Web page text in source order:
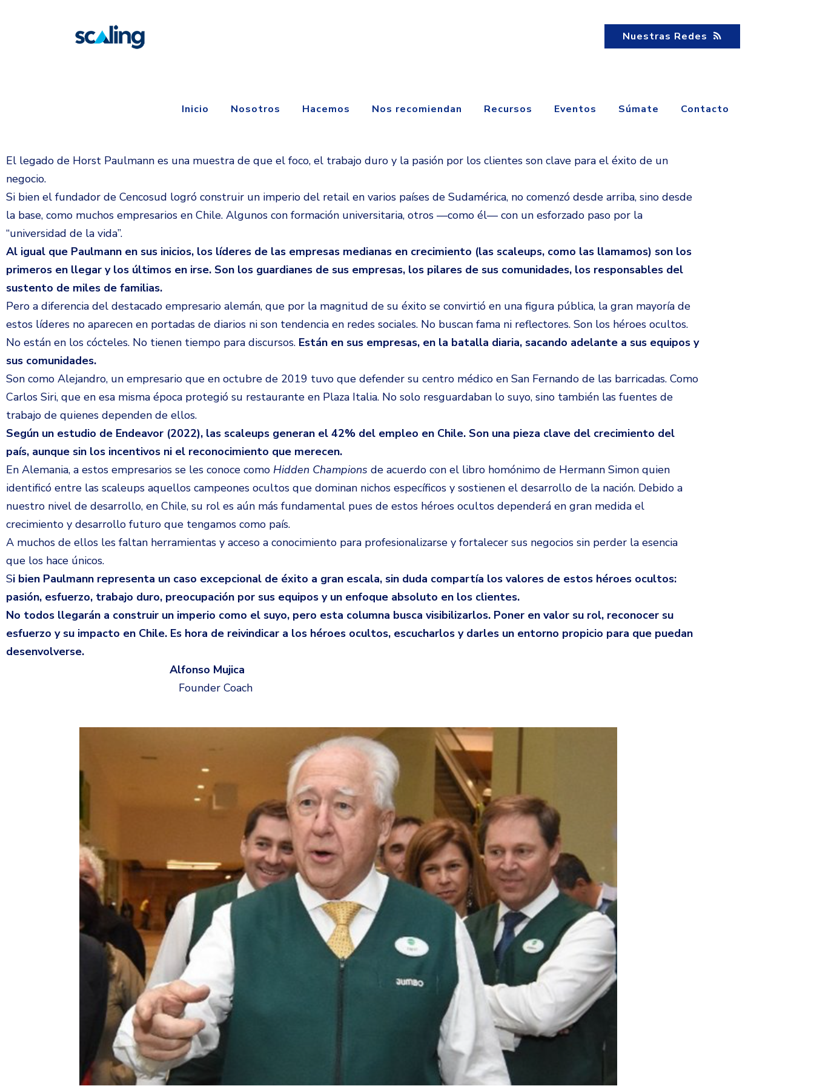
Nuestras Redes
Inicio Nosotros Hacemos Nos recomiendan Recursos Eventos Súmate Contacto
El legado de Horst Paulmann es una muestra de que el foco, el trabajo duro y la pasión por los clientes son clave para el éxito de un
negocio.
Si bien el fundador de Cencosud logró construir un imperio del retail en varios países de Sudamérica, no comenzó desde arriba, sino desde
la base, como muchos empresarios en Chile. Algunos con formación universitaria, otros —como él— con un esforzado paso por la
“universidad de la vida”.
Al igual que Paulmann en sus inicios, los líderes de las empresas medianas en crecimiento (las scaleups, como las llamamos) son los
primeros en llegar y los últimos en irse. Son los guardianes de sus empresas, los pilares de sus comunidades, los responsables del
sustento de miles de familias.
Pero a diferencia del destacado empresario alemán, que por la magnitud de su éxito se convirtió en una figura pública, la gran mayoría de
estos líderes no aparecen en portadas de diarios ni son tendencia en redes sociales. No buscan fama ni reflectores. Son los héroes ocultos.
No están en los cócteles. No tienen tiempo para discursos. Están en sus empresas, en la batalla diaria, sacando adelante a sus equipos y
sus comunidades.
Son como Alejandro, un empresario que en octubre de 2019 tuvo que defender su centro médico en San Fernando de las barricadas. Como
Carlos Siri, que en esa misma época protegió su restaurante en Plaza Italia. No solo resguardaban lo suyo, sino también las fuentes de
trabajo de quienes dependen de ellos.
Según un estudio de Endeavor (2022), las scaleups generan el 42% del empleo en Chile. Son una pieza clave del crecimiento del
país, aunque sin los incentivos ni el reconocimiento que merecen.
En Alemania, a estos empresarios se les conoce como Hidden Champions de acuerdo con el libro homónimo de Hermann Simon quien
identificó entre las scaleups aquellos campeones ocultos que dominan nichos específicos y sostienen el desarrollo de la nación. Debido a
nuestro nivel de desarrollo, en Chile, su rol es aún más fundamental pues de estos héroes ocultos dependerá en gran medida el
crecimiento y desarrollo futuro que tengamos como país.
A muchos de ellos les faltan herramientas y acceso a conocimiento para profesionalizarse y fortalecer sus negocios sin perder la esencia
que los hace únicos.
Si bien Paulmann representa un caso excepcional de éxito a gran escala, sin duda compartía los valores de estos héroes ocultos:
pasión, esfuerzo, trabajo duro, preocupación por sus equipos y un enfoque absoluto en los clientes.
No todos llegarán a construir un imperio como el suyo, pero esta columna busca visibilizarlos. Poner en valor su rol, reconocer su
esfuerzo y su impacto en Chile. Es hora de reivindicar a los héroes ocultos, escucharlos y darles un entorno propicio para que puedan
desenvolverse.
Alfonso Mujica
Founder Coach